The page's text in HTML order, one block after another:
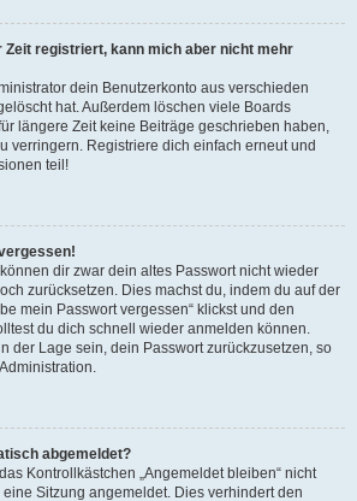
Zeit registriert, kann mich aber nicht mehr
dein Benutzerkonto aus verschieden
hat. Außerdem löschen viele Boards
längere Zeit keine Beiträge geschrieben haben,
verringern. Registriere dich einfach erneut und
teil!
dir zwar dein altes Passwort nicht wieder
zurücksetzen. Dies machst du, indem du auf der
mein Passwort vergessen“ klickst und den
du dich schnell wieder anmelden können.
der Lage sein, dein Passwort zurückzusetzen, so
abgemeldet?
Kontrollkästchen „Angemeldet bleiben“ nicht
Sitzung angemeldet. Dies verhindert den